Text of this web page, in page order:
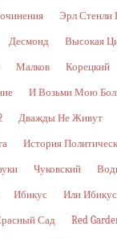
Эрл Стенли
Десмонд Высокая
Малков Корецкий
И Возьми Мою
Дважды Не Живут
История
Чуковский
Ибикус Или Ибикус
Сад Red